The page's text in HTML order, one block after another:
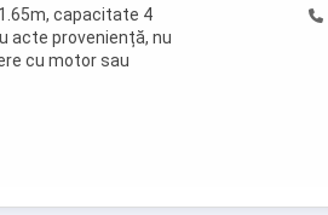
capacitate 4
acte proveniență, nu
cu motor sau